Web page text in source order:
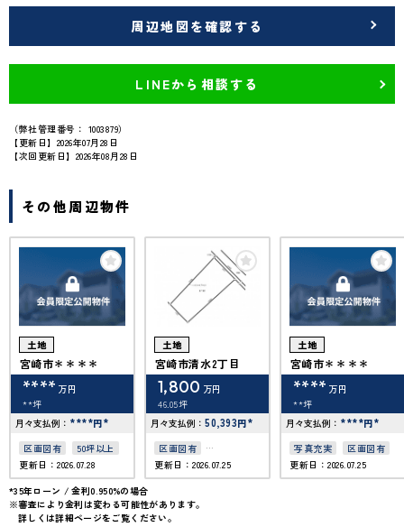
周辺地図を確認する
LINEから相談する
（弊社管理番号： 1003879）
【更新日】2026年07月28日
【次回更新日】2026年08月28日
その他周辺物件
土地
宮崎市＊＊＊＊
**** 万円
**坪
月々支払例： ****円*
区画図有
50坪以上
更新日：2026.07.28
土地
宮崎市清水2丁目
1,800 万円
46.05坪
月々支払例： 50,393円*
区画図有
接道6ｍ以上
更新日：2026.07.25
土地
宮崎市＊＊＊＊
**** 万円
**坪
月々支払例： ****円*
写真充実
区画図有
更新日：2026.07.25
*35年ローン / 金利0.950%の場合
※審査により金利は変わる可能性があります。
詳しくは詳細ページをご覧ください。